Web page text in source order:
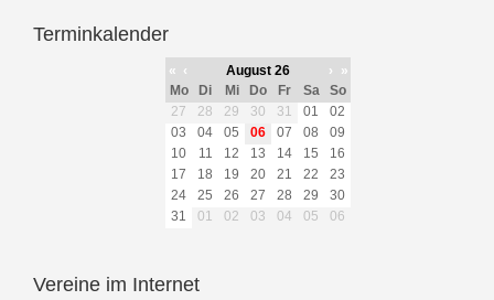
Terminkalender
« ‹ August 26 ›
»
Mo
Di Mi Do Fr Sa
So
27
28 29 30 31 01
02
03
04 05 06 07 08
09
10
11 12 13 14 15
16
17
18 19 20 21 22
23
24
25 26 27 28 29
30
31
01 02 03 04 05 06
Vereine im Internet